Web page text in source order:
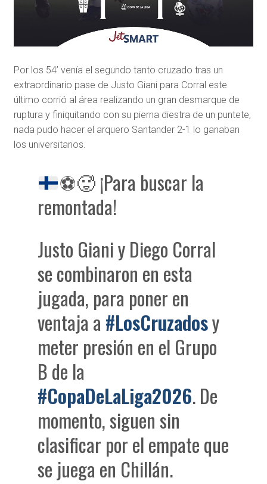
Por los 54’ venía el segundo tanto cruzado tras un
extraordinario pase de Justo Giani para Corral este
último corrió al área realizando un gran desmarque de
ruptura y finiquitando con su pierna diestra de un puntete,
nada pudo hacer el arquero Santander 2-1 lo ganaban
los universitarios.
⚽🥵¡Para buscar la
remontada!
Justo Giani y Diego Corral
se combinaron en esta
jugada, para poner en
ventaja a #LosCruzadosy
meter presión en el Grupo
B de la
#CopaDeLaLiga2026. De
momento, siguen sin
clasificar por el empate que
se juega en Chillán.